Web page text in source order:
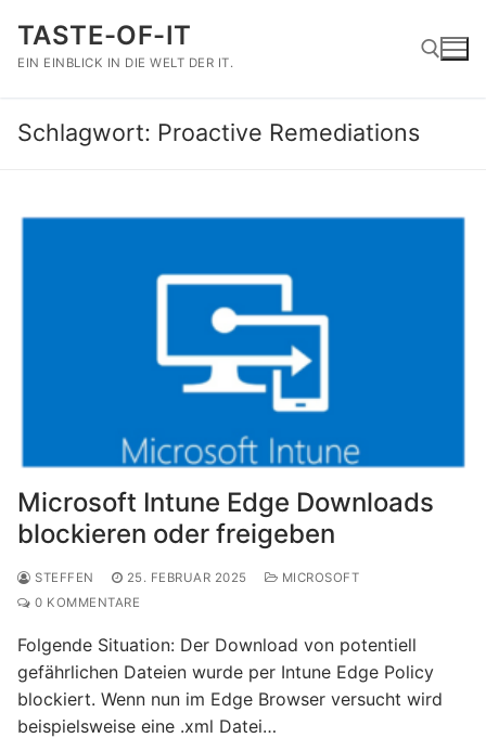
Inhalt
springen
TASTE-OF-IT
EIN EINBLICK IN DIE WELT DER IT.
Suchen nach:
Schlagwort: Proactive Remediations
Microsoft Intune Edge Downloads
blockieren oder freigeben
STEFFEN 25. FEBRUAR 2025
MICROSOFT
0 KOMMENTARE
Folgende Situation: Der Download von potentiell
gefährlichen Dateien wurde per Intune Edge Policy
blockiert. Wenn nun im Edge Browser versucht wird
beispielsweise eine .xml Datei…